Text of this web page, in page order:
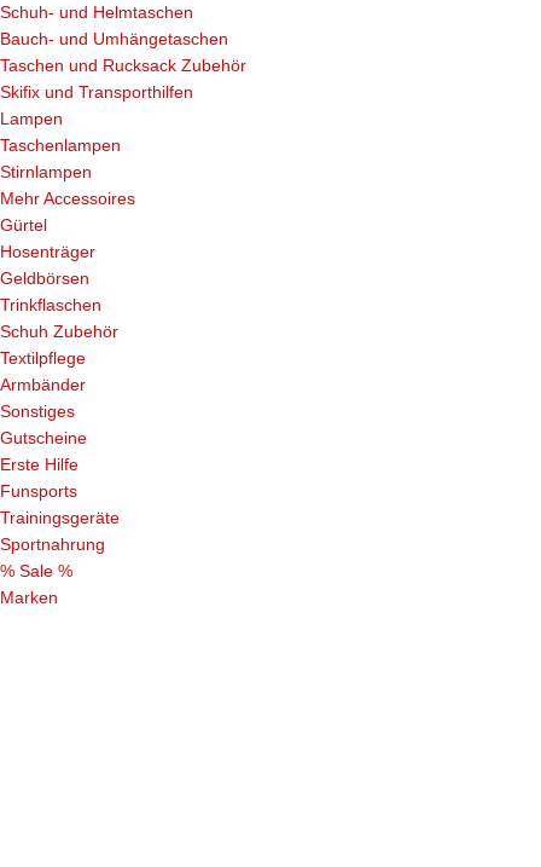
Schuh- und Helmtaschen
Bauch- und Umhängetaschen
Taschen und Rucksack Zubehör
Skifix und Transporthilfen
Lampen
Taschenlampen
Stirnlampen
Mehr Accessoires
Gürtel
Hosenträger
Geldbörsen
Trinkflaschen
Schuh Zubehör
Textilpflege
Armbänder
Sonstiges
Gutscheine
Erste Hilfe
Funsports
Trainingsgeräte
Sportnahrung
% Sale %
Marken